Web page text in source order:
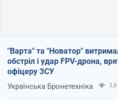
"Варта" та "Новатор"
обстріл і удар FPV-дрона,
офіцеру ЗСУ
Українська Бронетехніка 3,8